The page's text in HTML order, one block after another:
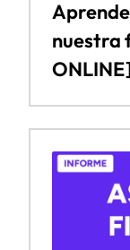
nuestra
ONLINE]